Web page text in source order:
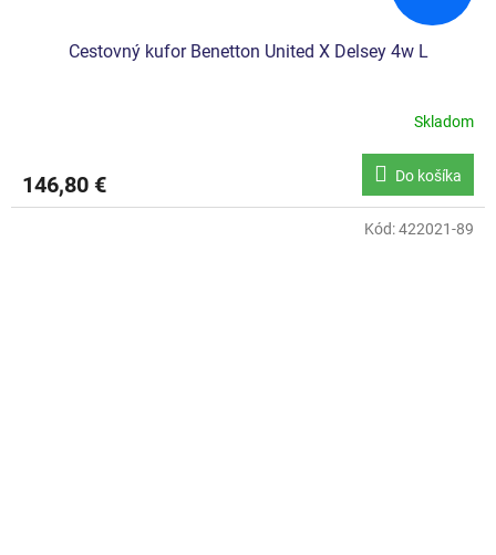
Cestovný kufor Benetton United X Delsey 4w L
Skladom
146,80 € Do košíka
Kód:422021-89